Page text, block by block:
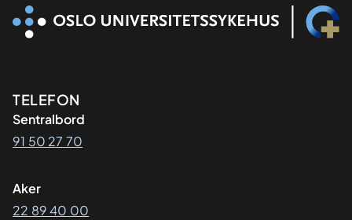
Kontaktinformasjon
TELEFON
Sentralbord
91 50 27 70
Aker
22 89 40 00